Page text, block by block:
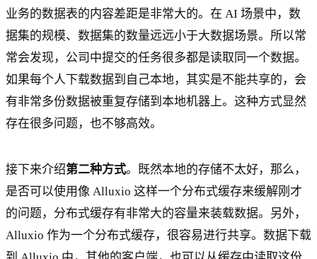
业务的数据表的内容差距是非常大的。在 AI 场景中，数
据集的规模、数据集的数量远远小于大数据场景。所以常
常会发现，公司中提交的任务很多都是读取同一个数据。
如果每个人下载数据到自己本地，其实是不能共享的，会
有非常多份数据被重复存储到本地机器上。这种方式显然
存在很多问题，也不够高效。
接下来介绍第二种方式。既然本地的存储不太好，那么，
是否可以使用像 Alluxio 这样一个分布式缓存来缓解刚才
的问题，分布式缓存有非常大的容量来装载数据。另外，
Alluxio 作为一个分布式缓存，很容易进行共享。数据下载